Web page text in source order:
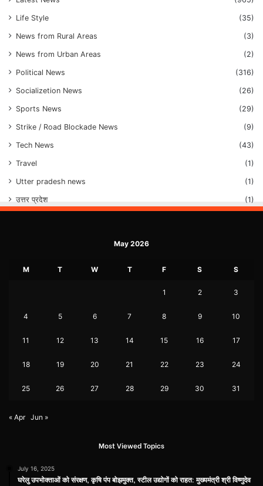
Life Style (35)
News from Rural Areas (3)
News from Urban Areas (2)
Political News (316)
Socializetion News (26)
Sports News (29)
Strike / Road Blockade News (9)
Tech News (43)
Travel (1)
Utter pradesh news (1)
उत्तर प्रदेश (1)
May 2026
M T W T F S S
1 2 3
4 5 6 7 8 9 10
11 12 13 14 15 16 17
18 19 20 21 22 23 24
25 26 27 28 29 30 31
« Apr Jun »
Most Viewed Topics
July 16, 2025
घरेलु उपभोक्ताओं को संरक्षण, कृषि पंप बोझमुक्त, स्टील उद्योगों को राहत: मुख्यमंत्री श्री विष्णुदेव